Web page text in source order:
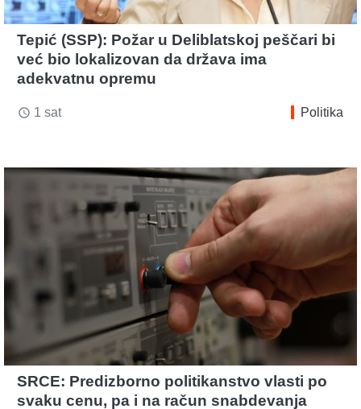
Tepić (SSP): Požar u Deliblatskoj peščari bi
već bio lokalizovan da država ima
adekvatnu opremu
access_time 1 sat Politika
SRCE: Predizborno politikanstvo vlasti po
svaku cenu, pa i na račun snabdevanja